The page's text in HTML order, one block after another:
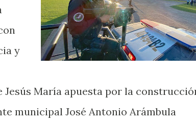
y
María apuesta por la
municipal José Antonio Arámbula